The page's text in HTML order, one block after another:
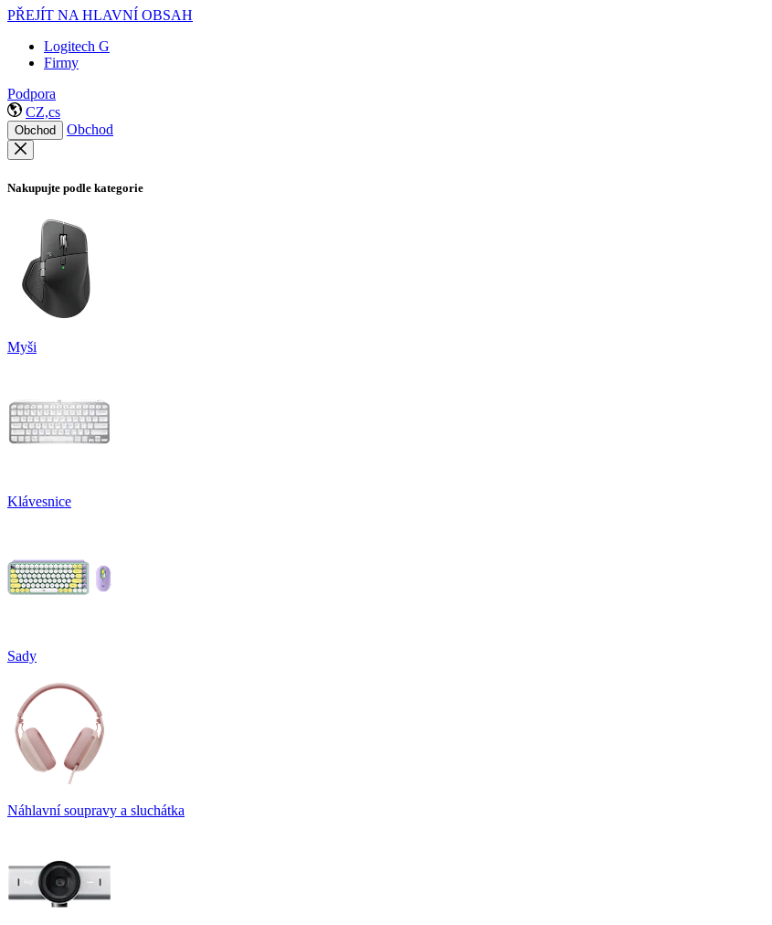
PŘEJÍT NA HLAVNÍ OBSAH
Logitech G
Firmy
Podpora
CZ,cs
Obchod Obchod
Nakupujte podle kategorie
Myši
Klávesnice
Sady
Náhlavní soupravy a sluchátka